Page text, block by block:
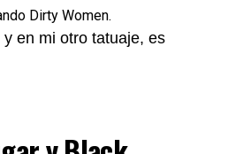
Dirty Women.
en mi otro tatuaje, es